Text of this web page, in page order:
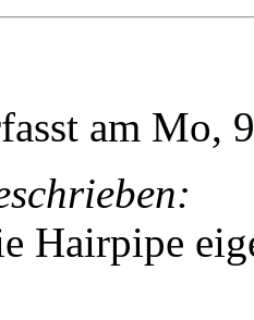
am Mo,
Hairpipe